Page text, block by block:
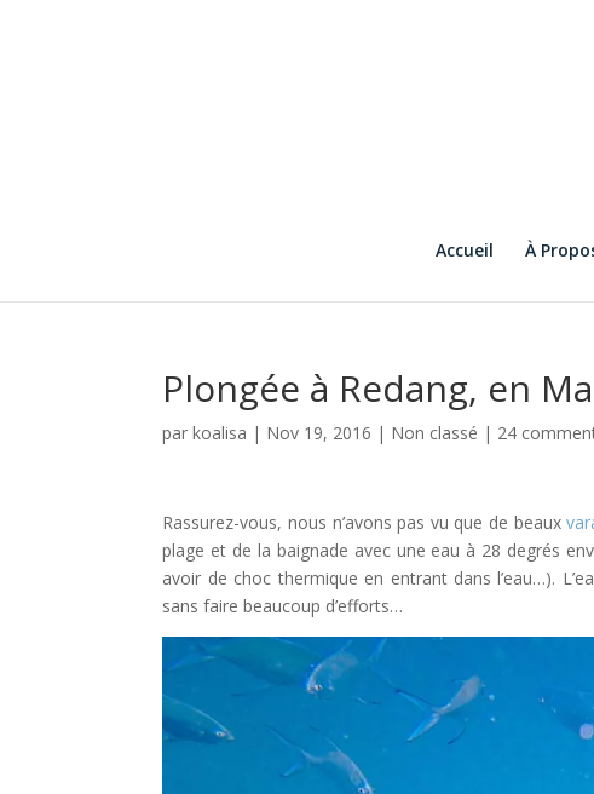
Accueil À
Plongée à Redang, en
parkoalisa | Nov 19, 2016 | Non classé | 24
Rassurez-vous, nous n’avons pas vu que de beaux
plage et de la baignade avec une eau à 28 degrés
avoir de choc thermique en entrant dans l’eau…).
sans faire beaucoup d’efforts…